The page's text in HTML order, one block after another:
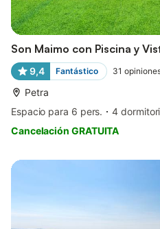
Son Maimo con Piscina y
9,4 Fantástico 31
Petra
Espacio para 6 pers.
4
Cancelación GRATUITA